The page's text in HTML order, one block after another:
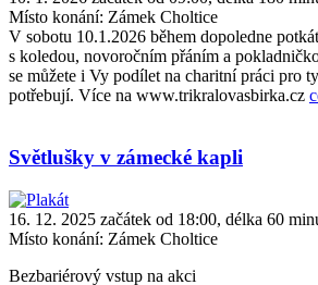
Místo konání: Zámek Choltice
V sobotu 10.1.2026 během dopoledne
s koledou, novoročním přáním a
se můžete i Vy podílet na charitní práci pro
potřebují. Více na www.trikralovasbirka.cz
Světlušky v zámecké kapli
16. 12. 2025 začátek od 18:00, délka 60
Místo konání: Zámek Choltice
Bezbariérový vstup na akci